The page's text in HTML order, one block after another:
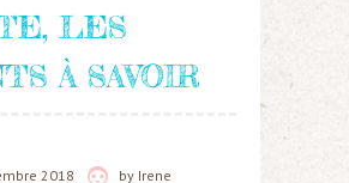
LES
À SAVOIR
2018 by Irene